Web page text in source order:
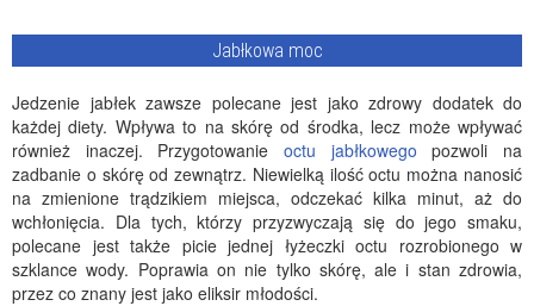
Jabłkowa moc
Jedzenie jabłek zawsze polecane jest jako zdrowy dodatek do
każdej diety. Wpływa to na skórę od środka, lecz może wpływać
również inaczej. Przygotowanie octu jabłkowego pozwoli na
zadbanie o skórę od zewnątrz. Niewielką ilość octu można nanosić
na zmienione trądzikiem miejsca, odczekać kilka minut, aż do
wchłonięcia. Dla tych, którzy przyzwyczają się do jego smaku,
polecane jest także picie jednej łyżeczki octu rozrobionego w
szklance wody. Poprawia on nie tylko skórę, ale i stan zdrowia,
przez co znany jest jako eliksir młodości.